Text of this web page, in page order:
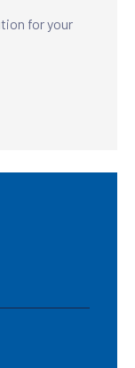
for your